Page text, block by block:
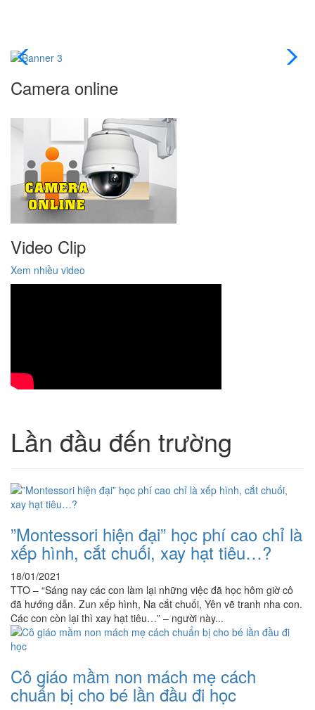
Mầm
Non
Ban
Mai
Thành
Phố
Thủ
Đức
Camera online
Video Clip
Xem nhiều video
Lần đầu đến trường
”Montessori hiện đại” học phí cao chỉ là
xếp hình, cắt chuối, xay hạt tiêu…?
18/01/2021
TTO – “Sáng nay các con làm lại những việc đã học hôm giờ cô
đã hướng dẫn. Zun xếp hình, Na cắt chuối, Yên vẽ tranh nha con.
Các con còn lại thì xay hạt tiêu…” – người này...
Cô giáo mầm non mách mẹ cách
chuẩn bị cho bé lần đầu đi học